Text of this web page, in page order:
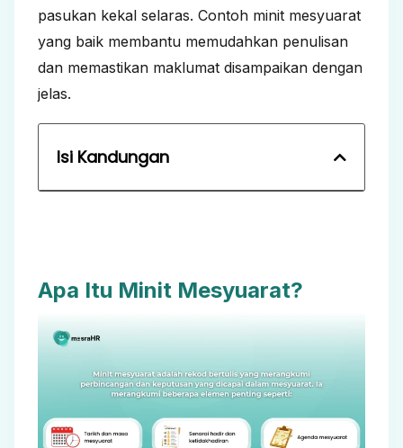
pasukan kekal selaras. Contoh minit mesyuarat
yang baik membantu memudahkan penulisan
dan memastikan maklumat disampaikan dengan
jelas.
Isi Kandungan
Apa Itu Minit Mesyuarat?